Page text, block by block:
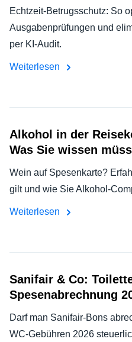
Echtzeit-Betrugsschutz: So
Ausgabenprüfungen und
per KI-Audit.
Weiterlesen
Alkohol in der
Was Sie wissen
Wein auf Spesenkarte?
gilt und wie Sie Alkohol-
Weiterlesen
Sanifair & Co:
Spesenabrechnung
Darf man Sanifair-Bons
WC-Gebühren 2026